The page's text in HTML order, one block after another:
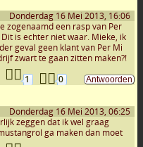
Donderdag 16 Mei 2013, 16:06
zogenaamd een rasp van Per
is echter niet waar. Mieke, ik
geval geen klant van Per Mi
zwart te gaan zitten maken?!
1
0
Donderdag 16 Mei 2013, 06:25
zeggen dat ik wel graag
ga maken dan moet